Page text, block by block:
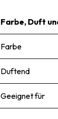
Farbe, Duft
Farbe
Duftend
Geeignet für